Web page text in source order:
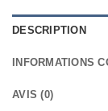
DESCRIPTION
INFORMATIONS
AVIS (0)